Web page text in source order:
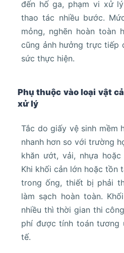
đến hố ga, phạm vi xử
thao tác nhiều bước.
mỏng, nghẽn hoàn toàn
cũng ảnh hưởng trực tiếp
sức thực hiện.
Phụ thuộc vào loại vật
xử lý
Tắc do giấy vệ sinh mềm
nhanh hơn so với trường
khăn ướt, vải, nhựa
Khi khối cản lớn hoặc tồn
trong ống, thiết bị phải
làm sạch hoàn toàn.
nhiều thì thời gian thi
phí được tính toán
tế.